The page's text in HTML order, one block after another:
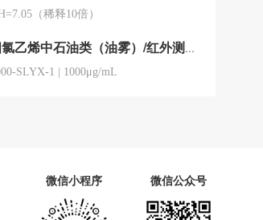
（稀释10倍）
烯中石油类（油雾）/红外测油仪用
SLYX-1 1000μg/mL
微信小程序 微信公众号